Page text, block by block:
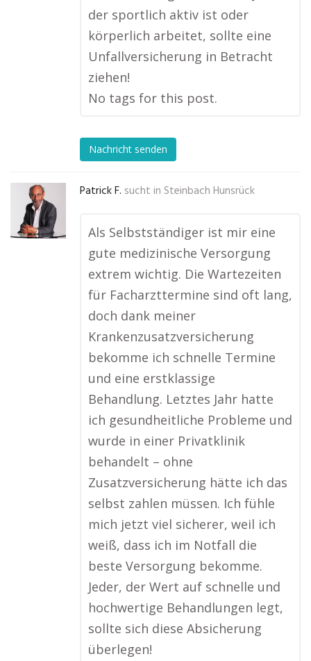
der sportlich aktiv ist oder
körperlich arbeitet, sollte eine
Unfallversicherung in Betracht
ziehen!
No tags for this post.
Nachricht senden
Patrick F. sucht in Steinbach Hunsrück
Als Selbstständiger ist mir eine
gute medizinische Versorgung
extrem wichtig. Die Wartezeiten
für Facharzttermine sind oft lang,
doch dank meiner
Krankenzusatzversicherung
bekomme ich schnelle Termine
und eine erstklassige
Behandlung. Letztes Jahr hatte
ich gesundheitliche Probleme und
wurde in einer Privatklinik
behandelt – ohne
Zusatzversicherung hätte ich das
selbst zahlen müssen. Ich fühle
mich jetzt viel sicherer, weil ich
weiß, dass ich im Notfall die
beste Versorgung bekomme.
Jeder, der Wert auf schnelle und
hochwertige Behandlungen legt,
sollte sich diese Absicherung
überlegen!